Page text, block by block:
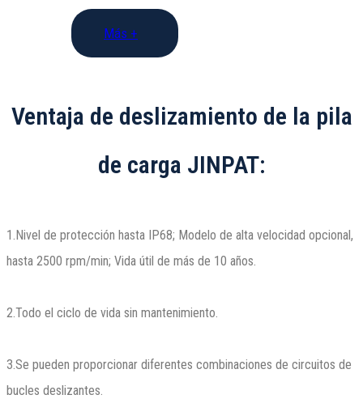
Más +
Ventaja de deslizamiento de la pila
de carga JINPAT:
1.Nivel de protección hasta IP68; Modelo de alta velocidad opcional,
hasta 2500 rpm/min; Vida útil de más de 10 años.
2.Todo el ciclo de vida sin mantenimiento.
3.Se pueden proporcionar diferentes combinaciones de circuitos de
bucles deslizantes.